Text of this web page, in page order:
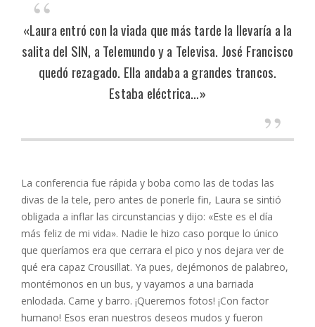
«Laura entró con la viada que más tarde la llevaría a la
salita del SIN, a Telemundo y a Televisa. José Francisco
quedó rezagado. Ella andaba a grandes trancos.
Estaba eléctrica…»
La conferencia fue rápida y boba como las de todas las
divas de la tele, pero antes de ponerle fin, Laura se sintió
obligada a inflar las circunstancias y dijo: «Este es el día
más feliz de mi vida». Nadie le hizo caso porque lo único
que queríamos era que cerrara el pico y nos dejara ver de
qué era capaz Crousillat. Ya pues, dejémonos de palabreo,
montémonos en un bus, y vayamos a una barriada
enlodada. Carne y barro. ¡Queremos fotos! ¡Con factor
humano! Esos eran nuestros deseos mudos y fueron